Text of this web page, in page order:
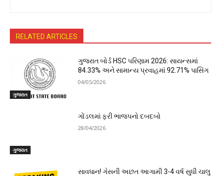
RELATED ARTICLES
ગુજરાત
ગુજરાત બોર્ડ HSC પરિણામ 2026: સાયન્સમાં
84.33% અને સામાન્ય પ્રવાહમાં 92.71% પાસિંગ
04/05/2026
ગુજરાત
ગોંડલમાં ફરી ભાજપનો દબદબો
28/04/2026
સાવધાન! ગેસની અછત આગામી 3-4 વર્ષ સુધી ચાલુ